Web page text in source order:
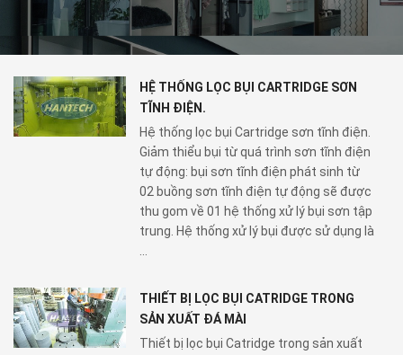
HỆ THỐNG LỌC BỤI CARTRIDGE SƠN
TĨNH ĐIỆN.
Hệ thống lọc bụi Cartridge sơn tĩnh điện.
Giảm thiểu bụi từ quá trình sơn tĩnh điện
tự động: bụi sơn tĩnh điện phát sinh từ
02 buồng sơn tĩnh điện tự động sẽ được
thu gom về 01 hệ thống xử lý bụi sơn tập
trung. Hệ thống xử lý bụi được sử dụng là
THIẾT BỊ LỌC BỤI CATRIDGE TRONG
SẢN XUẤT ĐÁ MÀI
Thiết bị lọc bụi Catridge trong sản xuất